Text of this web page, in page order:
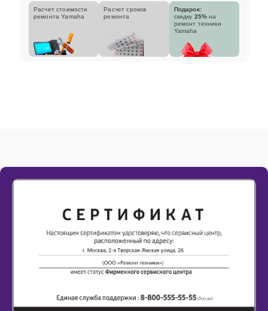
Расчет стоимости
ремонта Yamaha
Расчет сроков
ремонта
Подарок:
скидку 25% на
ремонт техники
Yamaha